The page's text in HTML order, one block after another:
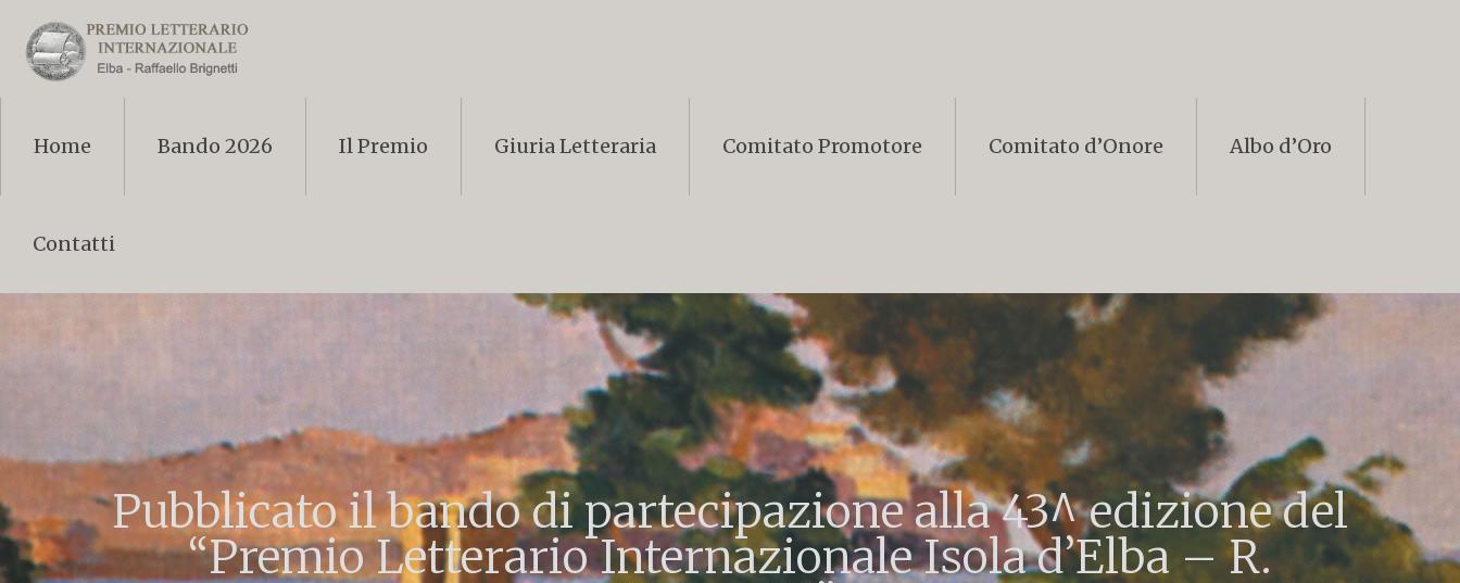
Home Bando 2026 Il Premio Giuria Letteraria Comitato Promotore Comitato d’Onore Albo d’Oro
Contatti
Pubblicato il bando di partecipazione alla 43^ edizione del
“Premio Letterario Internazionale Isola d’Elba – R.